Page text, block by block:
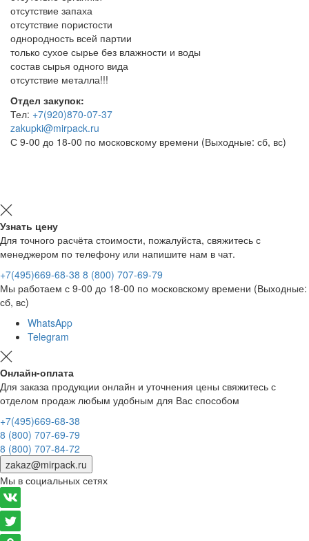
отсутствие запаха
отсутствие пористости
однородность всей партии
только сухое сырье без влажности и воды
состав сырья одного вида
отсутствие металла!!!
Отдел закупок:
Тел: +7(920)870-07-37
zakupki@mirpack.ru
С 9-00 до 18-00 по московскому времени (Выходные: сб, вс)
Узнать цену
Для точного расчёта стоимости, пожалуйста, свяжитесь с
менеджером по телефону или напишите нам в чат.
+7(495)669-68-38 8 (800) 707-69-79
Мы работаем с 9-00 до 18-00 по московскому времени (Выходные:
сб, вс)
WhatsApp
Telegram
Онлайн-оплата
Для заказа продукции онлайн и уточнения цены свяжитесь с
отделом продаж любым удобным для Вас способом
+7(495)669-68-38
8 (800) 707-69-79
8 (800) 707-84-72
zakaz@mirpack.ru
Мы в социальных сетях